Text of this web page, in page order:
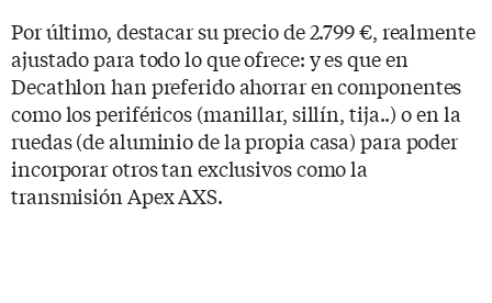
Por último, destacar su precio de 2.799 €, realmente
ajustado para todo lo que ofrece: y es que en
Decathlon han preferido ahorrar en componentes
como los periféricos (manillar, sillín, tija..) o en la
ruedas (de aluminio de la propia casa) para poder
incorporar otros tan exclusivos como la
transmisión Apex AXS.